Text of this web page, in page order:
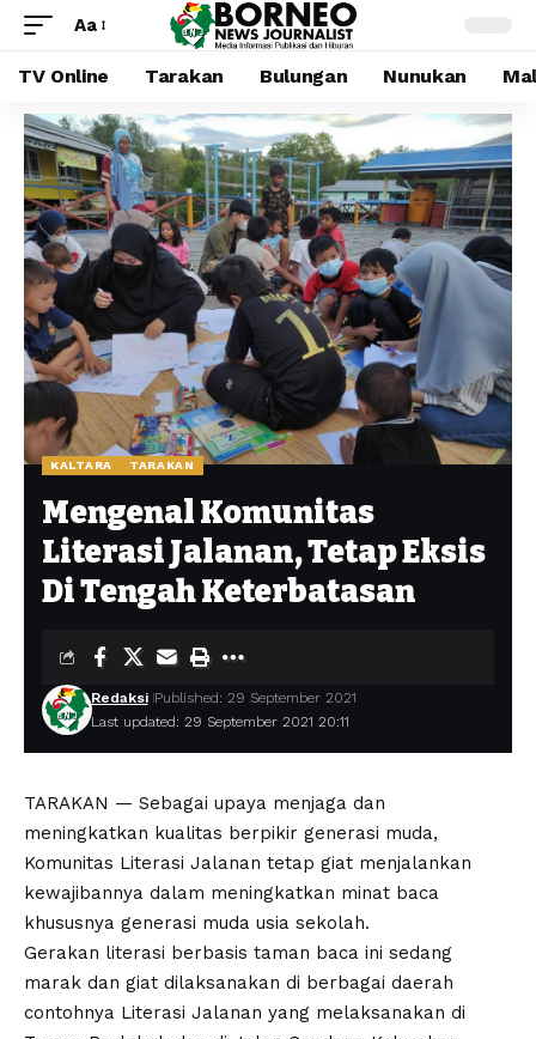
Aa
TV Online Tarakan Bulungan Nunukan
KALTARA TARAKAN
Mengenal Komunitas
Literasi Jalanan, Tetap Eksis
Di Tengah Keterbatasan
Last updated: 29 September 2021 20:11
Redaksi Published: 29 September 2021
TARAKAN — Sebagai upaya menjaga dan
meningkatkan kualitas berpikir generasi muda,
Komunitas Literasi Jalanan tetap giat menjalankan
kewajibannya dalam meningkatkan minat baca
khususnya generasi muda usia sekolah.
Gerakan literasi berbasis taman baca ini sedang
marak dan giat dilaksanakan di berbagai daerah
contohnya Literasi Jalanan yang melaksanakan di